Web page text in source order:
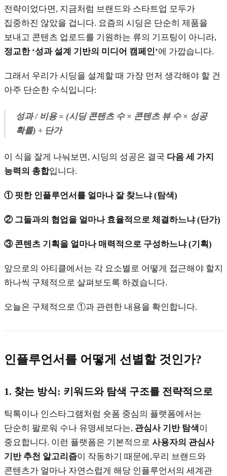
전략이었다면, 지금처럼 브랜드와 스타트업 모두가
집중하진 않았을 겁니다. 요즘의 시딩은 단순히 제품을
보내고 콘텐츠 업로드를 기원하는 류의 기프팅이 아니라,
정교한 ‘성과 설계 기반의 미디어 캠페인’에 가깝습니다.
그래서 우리가 시딩을 설계할 때 가장 먼저 생각해야 할 건
아주 단순한 수식입니다:
성과 / 비용 = (시딩 콘텐츠 수 × 콘텐츠 뷰 수 × 성공
확률) ÷ 단가
이 식을 잘게 나눠보면, 시딩의 성공은 결국 다음 세 가지
능력의 총합입니다.
① 핏한 인플루언서를 얼마나 잘 찾느냐 (탐색)
② 그들과의 협업을 얼마나 효율적으로 체결하느냐 (단가)
③ 콘텐츠 기획을 얼마나 매력적으로 구성하느냐 (기획)
앞으로의 아티클에서는 각 요소별로 어떻게 접근해야 할지
하나씩 구체적으로 살펴보도록 하겠습니다.
오늘은 구체적으로 ①과 관련한 내용을 확인합니다.
인플루언서를 어떻게 선별할 것인가?
1. 찾는 방식: 키워드와 탐색 구조를 전략적으로
틱톡이나 인스타그램처럼 숏폼 중심의 플랫폼에서는
단순히 팔로워 수나 유명세보다는, 관심사 기반 탐색이
중요합니다. 이런 플랫폼은 기본적으로 사용자의 관심사
기반 추천 알고리즘이 작동하기 때문에,우리 브랜드와
콘텐츠가 얼마나 자연스럽게 해당 인플루언서의 세계관